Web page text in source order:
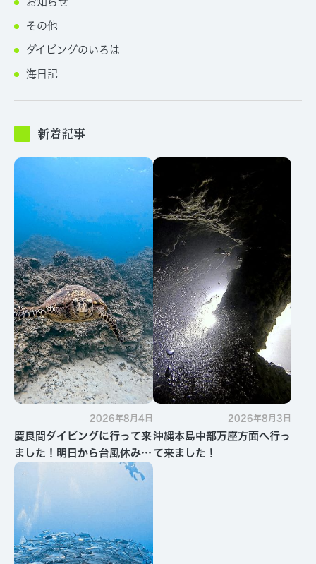
その他
ダイビングのいろは
海日記
新着記事
2026年8月4日
慶良間ダイビングに行って来
ました！明日から台風休みで
す・・・
2026年8月3日
沖縄本島中部万座方面へ行っ
て来ました！